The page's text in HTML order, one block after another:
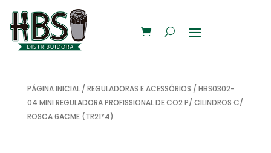
PÁGINA INICIAL/ REGULADORAS E ACESSÓRIOS / HBS0302-
04 MINI REGULADORA PROFISSIONAL DE CO2 P/ CILINDROS C/
ROSCA 6ACME (TR21*4)